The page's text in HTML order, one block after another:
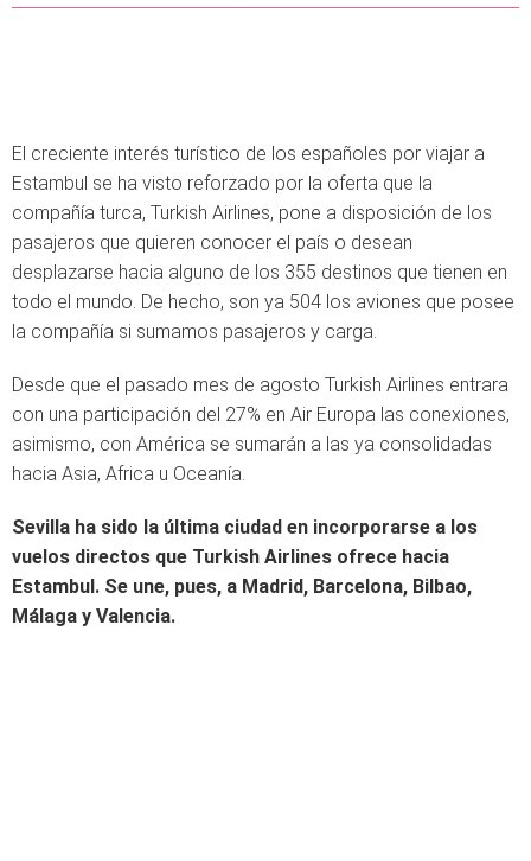
El creciente interés turístico de los españoles por viajar a
Estambul se ha visto reforzado por la oferta que la
compañía turca, Turkish Airlines, pone a disposición de los
pasajeros que quieren conocer el país o desean
desplazarse hacia alguno de los 355 destinos que tienen en
todo el mundo. De hecho, son ya 504 los aviones que posee
la compañía si sumamos pasajeros y carga.
Desde que el pasado mes de agosto Turkish Airlines entrara
con una participación del 27% en Air Europa las conexiones,
asimismo, con América se sumarán a las ya consolidadas
hacia Asia, Africa u Oceanía.
Sevilla ha sido la última ciudad en incorporarse a los
vuelos directos que Turkish Airlines ofrece hacia
Estambul. Se une, pues, a Madrid, Barcelona, Bilbao,
Málaga y Valencia.